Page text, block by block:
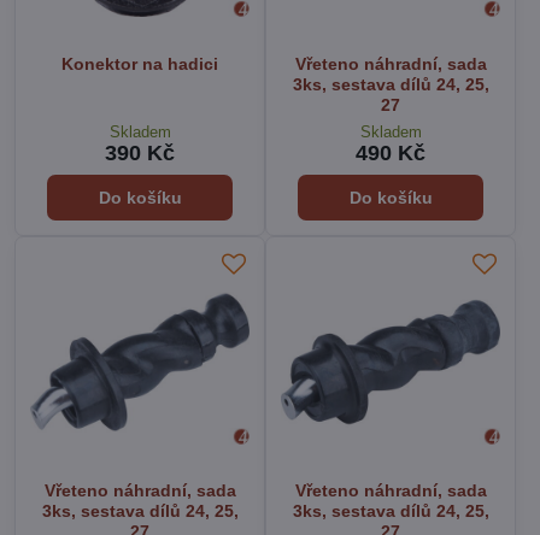
Konektor na hadici
Skladem
390 Kč
Do košíku
Vřeteno náhradní, sada
3ks, sestava dílů 24, 25,
27
Skladem
490 Kč
Do košíku
Vřeteno náhradní, sada
3ks, sestava dílů 24, 25,
Vřeteno náhradní, sada
3ks, sestava dílů 24, 25,